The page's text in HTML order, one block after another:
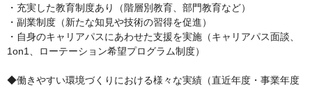
・充実した教育制度あり（階層別教育、部門教育など）
・副業制度（新たな知見や技術の習得を促進）
・自身のキャリアパスにあわせた支援を実施（キャリアパス面談、
1on1、ローテーション希望プログラム制度）
◆働きやすい環境づくりにおける様々な実績（直近年度・事業年度